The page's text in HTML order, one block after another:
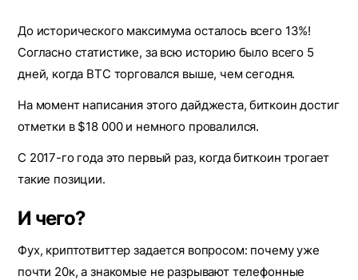
До исторического максимума осталось всего 13%!
Согласно статистике, за всю историю было всего 5
дней, когда BTC торговался выше, чем сегодня.
На момент написания этого дайджеста, биткоин достиг
отметки в $18 000 и немного провалился.
С 2017-го года это первый раз, когда биткоин трогает
такие позиции.
И чего?
Фух, криптотвиттер задается вопросом: почему уже
почти 20к, а знакомые не разрывают телефонные